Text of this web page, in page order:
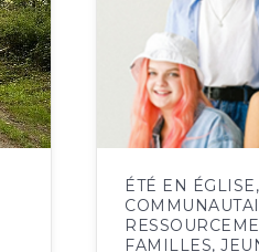
ÉTÉ EN ÉGLISE
FAMILLES